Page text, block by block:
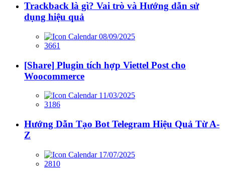
Trackback là gì? Vai trò và Hướng dẫn sử
dụng hiệu quả
08/09/2025
3661
[Share] Plugin tích hợp Viettel Post cho
Woocommerce
11/03/2025
3186
Hướng Dẫn Tạo Bot Telegram Hiệu Quả Từ A-
Z
17/07/2025
2810